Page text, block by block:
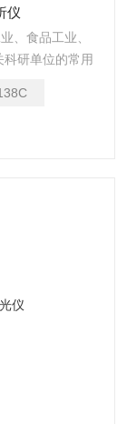
仪
、食品工业、
研单位的常用